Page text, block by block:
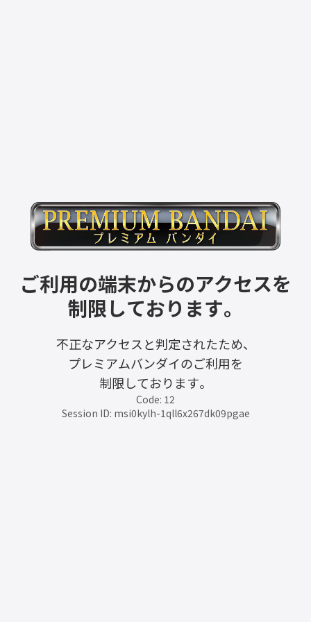
ご利用の端末からのアクセスを
制限しております。
不正なアクセスと判定されたため、
プレミアムバンダイのご利用を
制限しております。
Code: 12
Session ID: msi0kylh-1qll6x267dk09pgae